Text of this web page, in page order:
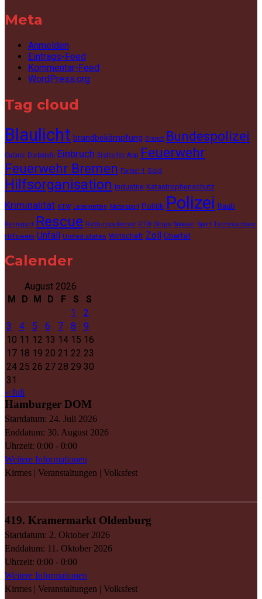
Meta
Anmelden
Eintrags-Feed
Kommentar-Feed
WordPress.org
Tag cloud
Blaulicht brandbekämpfung Brandt Bundespolizei
Culture Diebstahl Einbruch Ersthelfer App Feuerwehr
Feuerwehr Bremen Formel 1 Gold
Hilfsorganisation Industrie Katastrophenschutz
Kriminalität KTW Lebenretten Motorsport Politik Polizei Raub
Rennsport Rescue Rettungsdienst RTW Ships Snooker Sport Technisches
Hilfswerk Unfall United states Wirtschaft Zoll Überfall
Calender
August 2026
M
D M D F S
S
1
2
3
4 5 6 7 8
9
10 11 12 13 14 15 16
17 18 19 20 21 22 23
24 25 26 27 28 29 30
31
« Juli
Hamburger DOM
Startdatum: 24. Juli 2026
Enddatum: 30. August 2026
Uhrzeit: 0:00 - 0:00
Weitere Informationen
Kirmes | Veranstaltungen | Volksfest
419. Kramermarkt Oldenburg
Startdatum: 2. Oktober 2026
Enddatum: 11. Oktober 2026
Uhrzeit: 0:00 - 0:00
Weitere Informationen
Kirmes | Veranstaltungen | Volksfest